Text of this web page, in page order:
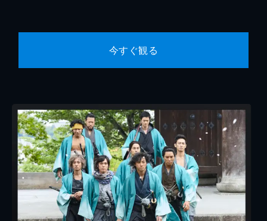
今すぐ観る